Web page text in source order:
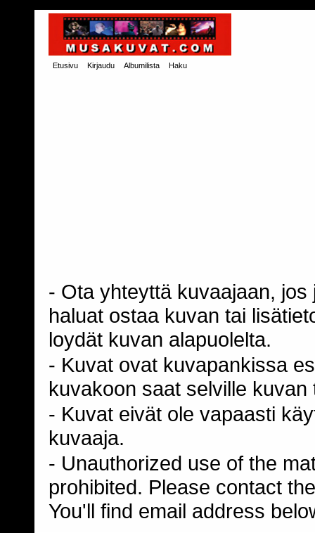
Etusivu Kirjaudu Albumilista Haku
- Ota yhteyttä kuvaajaan,
haluat ostaa kuvan tai
loydät kuvan alapuolelta.
- Kuvat ovat kuvapankissa
kuvakoon saat selville
- Kuvat eivät ole vapaasti
kuvaaja.
- Unauthorized use of the
prohibited. Please contact
You'll find email address